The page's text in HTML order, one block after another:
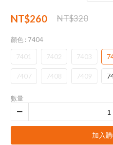
NT$260 NT$320
顏色 : 7404
7401 7402 7403
7407 7408 7409
數量
加入